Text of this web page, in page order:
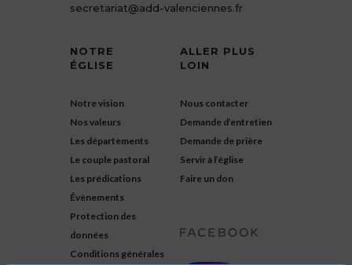
secretariat@add-valenciennes.fr
NOTRE
ÉGLISE
Notre vision
Nos valeurs
Les départements
Le couple pastoral
Les prédications
Évènements
Protection des
données
Conditions générales
ALLER PLUS
LOIN
Nous contacter
Demande d’entretien
Demande de prière
Servir à l’église
Faire un don